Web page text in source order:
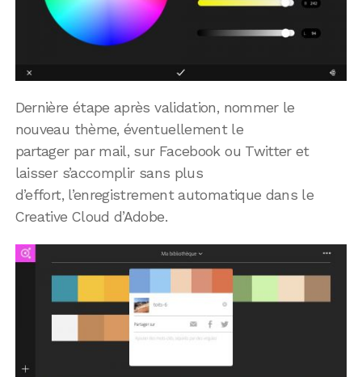
Dernière étape après validation, nommer le
nouveau thème, éventuellement le
partager par mail, sur Facebook ou Twitter et
laisser s’accomplir sans plus
d’effort, l’enregistrement automatique dans le
Creative Cloud d’Adobe.